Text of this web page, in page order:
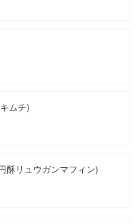
ムチ)
酥リュウガンマフィン)